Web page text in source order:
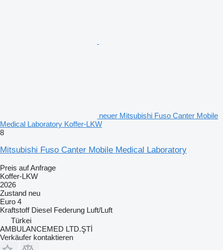
neuer Mitsubishi Fuso Canter Mobile
Medical Laboratory Koffer-LKW
8
Mitsubishi Fuso Canter Mobile Medical Laboratory
Preis auf Anfrage
Koffer-LKW
2026
Zustand neu
Euro 4
Kraftstoff Diesel Federung Luft/Luft
Türkei
AMBULANCEMED LTD.ŞTİ
Verkäufer kontaktieren